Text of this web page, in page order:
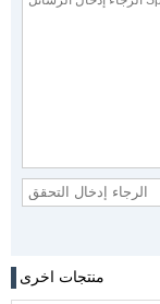
منتجات اخرى